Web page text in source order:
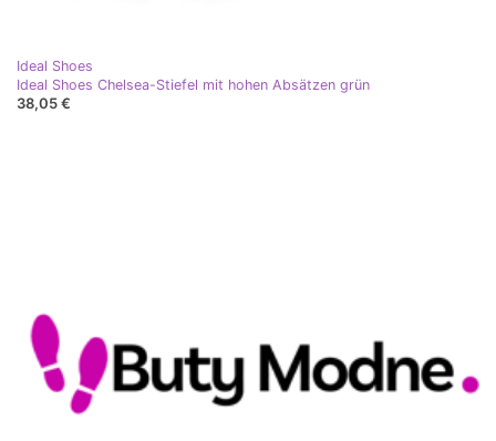
Ideal Shoes
Ideal Shoes Chelsea-Stiefel mit hohen Absätzen grün
38,05 €